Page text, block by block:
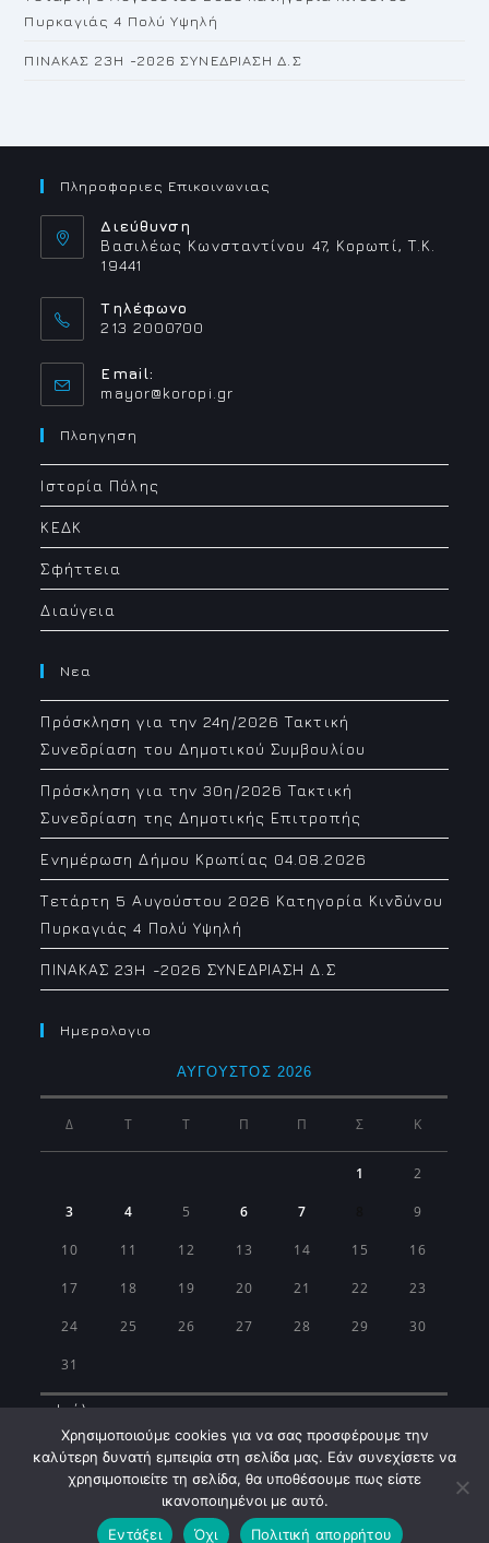
Πυρκαγιάς 4 Πολύ Υψηλή
ΠΙΝΑΚΑΣ 23H -2026 ΣΥΝΕΔΡΙΑΣΗ Δ.Σ
Πληροφοριες Επικοινωνιας
Διεύθυνση
Βασιλέως Κωνσταντίνου 47, Κορωπί, Τ.Κ.
19441
Τηλέφωνο
213 2000700
Email:
mayor@koropi.grOpens
Πλοηγηση
Ιστορία Πόλης
ΚΕΔΚ
Σφήττεια
Διαύγεια
Νεα
Πρόσκληση για την 24η/2026 Τακτική
Συνεδρίαση του Δημοτικού Συμβουλίου
Πρόσκληση για την 30η/2026 Τακτική
Συνεδρίαση της Δημοτικής Επιτροπής
Ενημέρωση Δήμου Κρωπίας 04.08.2026
Τετάρτη 5 Αυγούστου 2026 Κατηγορία Κινδύνου
Πυρκαγιάς 4 Πολύ Υψηλή
ΠΙΝΑΚΑΣ 23H -2026 ΣΥΝΕΔΡΙΑΣΗ Δ.Σ
Ημερολογιο
ΑΎΓΟΥΣΤΟΣ 2026
Δ Τ Τ Π Π Σ Κ
1 2
3 4 5 6 7 9
10 11 12 13 14 15 16
17 18 19 20 21 22 23
24 25 26 27 28 29 30
31
« Ιούλ
Χρησιμοποιούμε cookies για να σας προσφέρουμε την
καλύτερη δυνατή εμπειρία στη σελίδα μας. Εάν συνεχίσετε να
χρησιμοποιείτε τη σελίδα, θα υποθέσουμε πως είστε
ικανοποιημένοι με αυτό.
Εντάξει
Όχι Πολιτική απορρήτου